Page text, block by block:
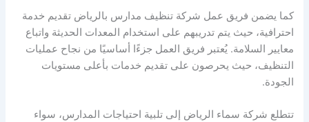
كما يضمن فريق عمل شركة تنظيف مدارس بالرياض تقديم خدمة
احترافية، حيث يتم تدريبهم على استخدام المعدات الحديثة واتباع
معايير السلامة. يُعتبر فريق العمل جزءًا أساسيًا من نجاح عمليات
التنظيف، حيث يحرصون على تقديم خدمات بأعلى مستويات
الجودة.
تتطلع شركة سماء الرياض إلى تلبية احتياجات المدارس، سواء